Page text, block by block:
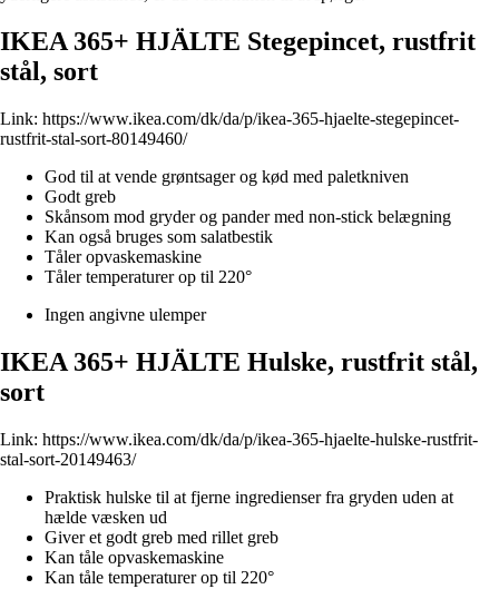
IKEA 365+ HJÄLTE Stegepincet, rustfrit
stål, sort
Link: https://www.ikea.com/dk/da/p/ikea-365-hjaelte-stegepincet-
rustfrit-stal-sort-80149460/
God til at vende grøntsager og kød med paletkniven
Godt greb
Skånsom mod gryder og pander med non-stick belægning
Kan også bruges som salatbestik
Tåler opvaskemaskine
Tåler temperaturer op til 220°
Ingen angivne ulemper
IKEA 365+ HJÄLTE Hulske, rustfrit stål,
sort
Link: https://www.ikea.com/dk/da/p/ikea-365-hjaelte-hulske-rustfrit-
stal-sort-20149463/
Praktisk hulske til at fjerne ingredienser fra gryden uden at
hælde væsken ud
Giver et godt greb med rillet greb
Kan tåle opvaskemaskine
Kan tåle temperaturer op til 220°